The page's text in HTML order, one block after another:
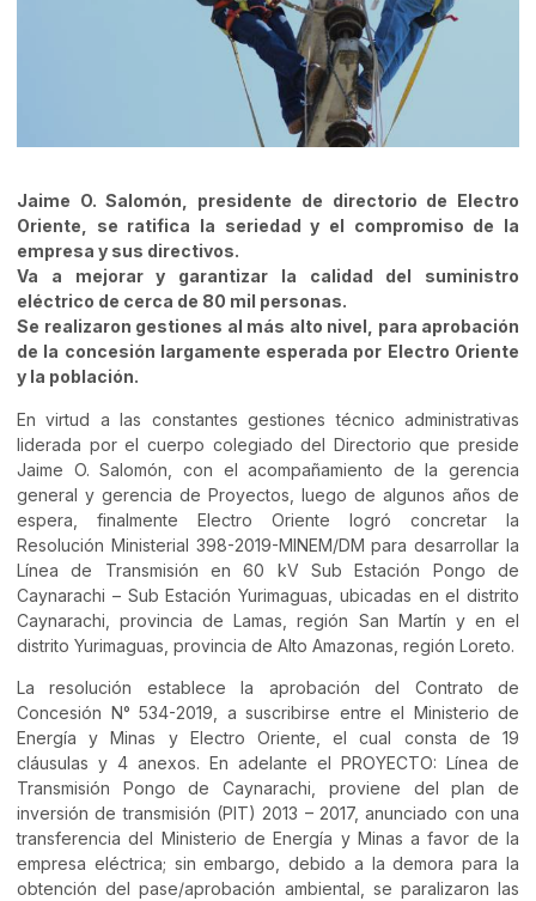
Jaime O. Salomón, presidente de directorio de Electro
Oriente, se ratifica la seriedad y el compromiso de la
empresa y sus directivos.
Va a mejorar y garantizar la calidad del suministro
eléctrico de cerca de 80 mil personas.
Se realizaron gestiones al más alto nivel, para aprobación
de la concesión largamente esperada por Electro Oriente
y la población.
En virtud a las constantes gestiones técnico administrativas
liderada por el cuerpo colegiado del Directorio que preside
Jaime O. Salomón, con el acompañamiento de la gerencia
general y gerencia de Proyectos, luego de algunos años de
espera, finalmente Electro Oriente logró concretar la
Resolución Ministerial 398-2019-MINEM/DM para desarrollar la
Línea de Transmisión en 60 kV Sub Estación Pongo de
Caynarachi – Sub Estación Yurimaguas, ubicadas en el distrito
Caynarachi, provincia de Lamas, región San Martín y en el
distrito Yurimaguas, provincia de Alto Amazonas, región Loreto.
La resolución establece la aprobación del Contrato de
Concesión N° 534-2019, a suscribirse entre el Ministerio de
Energía y Minas y Electro Oriente, el cual consta de 19
cláusulas y 4 anexos. En adelante el PROYECTO: Línea de
Transmisión Pongo de Caynarachi, proviene del plan de
inversión de transmisión (PIT) 2013 – 2017, anunciado con una
transferencia del Ministerio de Energía y Minas a favor de la
empresa eléctrica; sin embargo, debido a la demora para la
obtención del pase/aprobación ambiental, se paralizaron las